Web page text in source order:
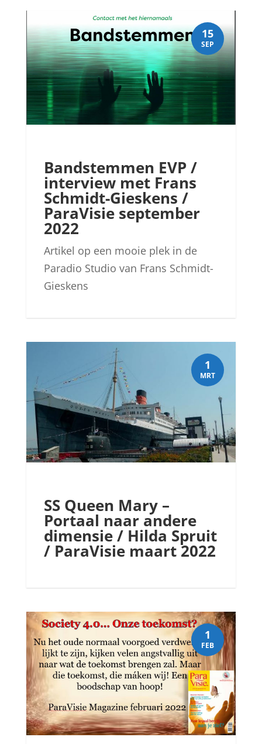
Bandstemmen EVP /
interview met Frans
Schmidt-Gieskens /
ParaVisie september
2022
Artikel op een mooie plek in de
Paradio Studio van Frans Schmidt-
Gieskens
15
SEP
SS Queen Mary –
Portaal naar andere
dimensie / Hilda Spruit
/ ParaVisie maart 2022
1
MRT
1
FEB